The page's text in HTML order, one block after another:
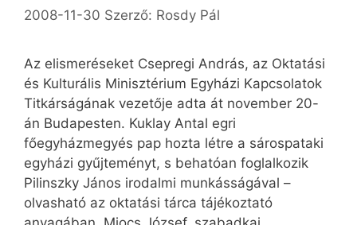
2008-11-30 Szerző: Rosdy Pál
Az elismeréseket Csepregi András, az Oktatási
és Kulturális Minisztérium Egyházi Kapcsolatok
Titkárságának vezetője adta át november 20-
án Budapesten. Kuklay Antal egri
főegyházmegyés pap hozta létre a sárospataki
egyházi gyűjteményt, s behatóan foglalkozik
Pilinszky János irodalmi munkásságával –
olvasható az oktatási tárca tájékoztató